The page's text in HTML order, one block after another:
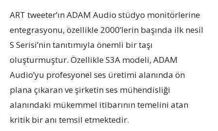
ART tweeter’ın ADAM Audio stüdyo monitörlerine
entegrasyonu, özellikle 2000’lerin başında ilk nesil
S Serisi’nin tanıtımıyla önemli bir taşı
oluşturmuştur. Özellikle S3A modeli, ADAM
Audio’yu profesyonel ses üretimi alanında ön
plana çıkaran ve şirketin ses mühendisliği
alanındaki mükemmel itibarının temelini atan
kritik bir anı temsil etmektedir.